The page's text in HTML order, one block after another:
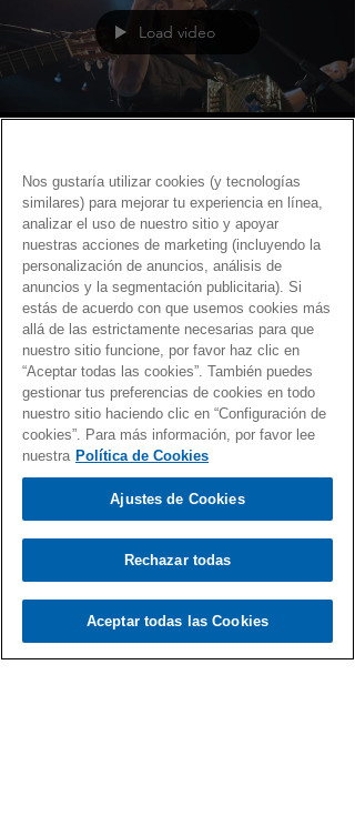
Load video
Fernando Martín
14 dic 2021
Canciones con Gen Dro sobre
compras y ventas
Una selección de temas de pop y rock con el
dinero como protagonista Ofertas, ocasión, Black
Friday, Ciber Monday, rebajas de Navidad, de...
Nos gustaría utilizar cookies (y tecnologías
similares) para mejorar tu experiencia en línea,
analizar el uso de nuestro sitio y apoyar
nuestras acciones de marketing (incluyendo la
personalización de anuncios, análisis de
anuncios y la segmentación publicitaria). Si
estás de acuerdo con que usemos cookies más
allá de las estrictamente necesarias para que
nuestro sitio funcione, por favor haz clic en
“Aceptar todas las cookies”. También puedes
gestionar tus preferencias de cookies en todo
nuestro sitio haciendo clic en “Configuración de
cookies”. Para más información, por favor lee
nuestra Política de Cookies
Ajustes de Cookies
Rechazar todas
Aceptar todas las Cookies